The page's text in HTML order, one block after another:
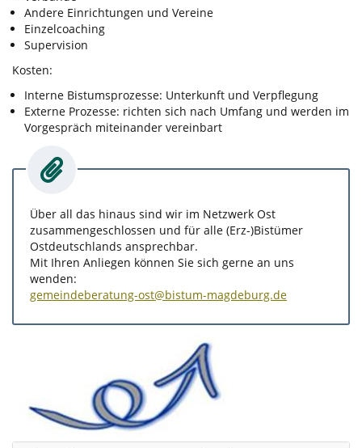
Andere Einrichtungen und Vereine
Einzelcoaching
Supervision
Kosten:
Interne Bistumsprozesse: Unterkunft und Verpflegung
Externe Prozesse: richten sich nach Umfang und werden im
Vorgespräch miteinander vereinbart
Über all das hinaus sind wir im Netzwerk Ost
zusammengeschlossen und für alle (Erz-)Bistümer
Ostdeutschlands ansprechbar.
Mit Ihren Anliegen können Sie sich gerne an uns
wenden:
gemeindeberatung-ost@bistum-magdeburg.de